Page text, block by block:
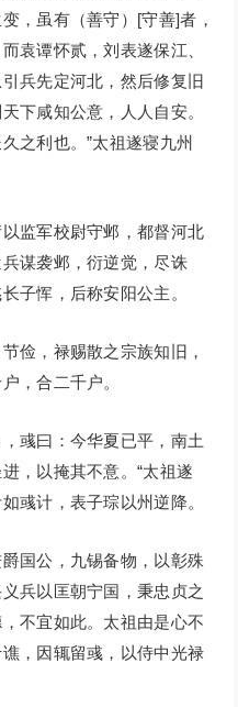
，虽有（善守）[守善]者，
袁谭怀贰，刘表遂保江、
兵先定河北，然后修复旧
下咸知公意，人人自安。
之利也。”太祖遂寝九州
监军校尉守邺，都督河北
谋袭邺，衍逆觉，尽诛
子恽，后称安阳公主。
，禄赐散之宗族知旧，
，合二千户。
曰：今华夏已平，南土
，以掩其不意。“太祖遂
彧计，表子琮以州逆降。
国公，九锡备物，以彰殊
兵以匡朝宁国，秉忠贞之
不宜如此。太祖由是心不
，因辄留彧，以侍中光禄